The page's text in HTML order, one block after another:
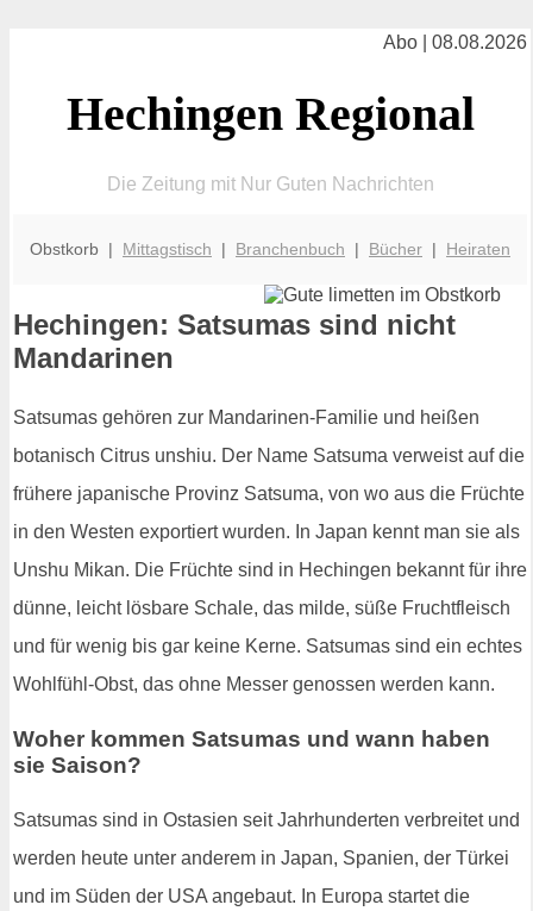
Abo | 08.08.2026
Hechingen Regional
Die Zeitung mit Nur Guten Nachrichten
Obstkorb | Mittagstisch | Branchenbuch | Bücher | Heiraten
Hechingen: Satsumas sind nicht
Mandarinen
Satsumas gehören zur Mandarinen-Familie und heißen
botanisch Citrus unshiu. Der Name Satsuma verweist auf die
frühere japanische Provinz Satsuma, von wo aus die Früchte
in den Westen exportiert wurden. In Japan kennt man sie als
Unshu Mikan. Die Früchte sind in Hechingen bekannt für ihre
dünne, leicht lösbare Schale, das milde, süße Fruchtfleisch
und für wenig bis gar keine Kerne. Satsumas sind ein echtes
Wohlfühl-Obst, das ohne Messer genossen werden kann.
Woher kommen Satsumas und wann haben
sie Saison?
Satsumas sind in Ostasien seit Jahrhunderten verbreitet und
werden heute unter anderem in Japan, Spanien, der Türkei
und im Süden der USA angebaut. In Europa startet die